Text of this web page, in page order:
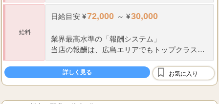
給料
日給目安 ¥72,000 ～ ¥30,000
業界最高水準の「報酬システム」
当店の報酬は、広島エリアでもトップクラスの
還元率を設定しています。「安売り店で数をこ
なして疲弊する」のではなく、「...
詳しく見る お気に入り